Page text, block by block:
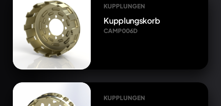
KUPPLUNGEN
Kupplungskorb
CAMP006D
KUPPLUNGEN